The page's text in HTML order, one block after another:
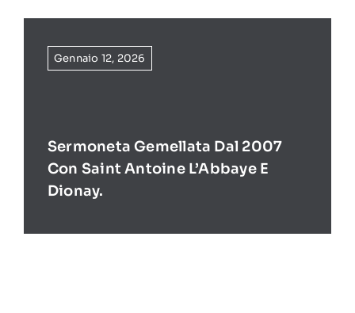
Gennaio 12, 2026
Sermoneta Gemellata Dal 2007
Con Saint Antoine L’Abbaye E
Dionay.